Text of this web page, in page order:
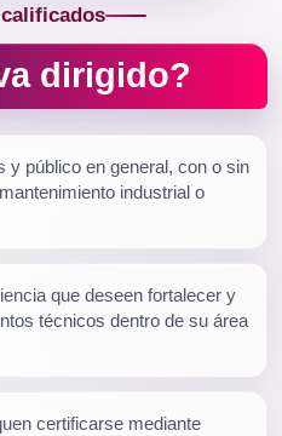
dirigido?
y público en general, con o sin
industrial o
que deseen fortalecer y
técnicos dentro de su área
certificarse mediante